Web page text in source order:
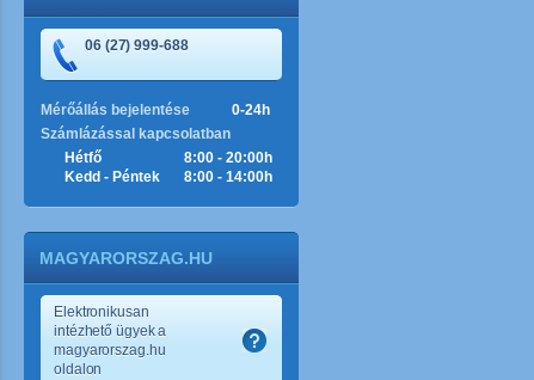
06 (27) 999-688
Mérőállás bejelentése
0-24h
Számlázással kapcsolatban
Hétfő
Kedd - Péntek
8:00 - 20:00h
8:00 - 14:00h
MAGYARORSZAG.HU
Elektronikusan
intézhető ügyek a
magyarorszag.hu
oldalon